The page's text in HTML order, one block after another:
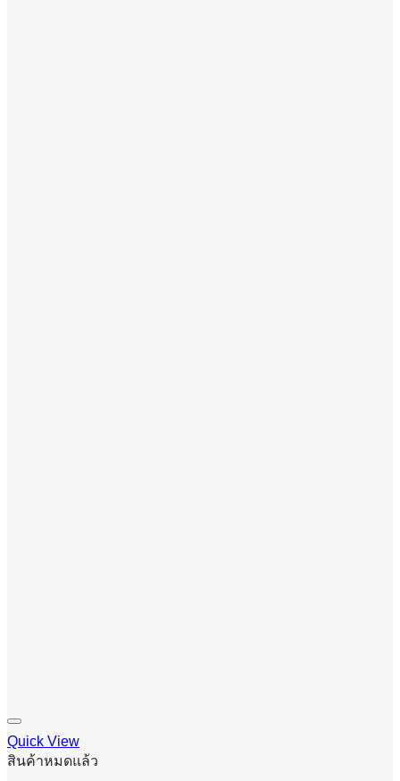
Quick View
สินค้าหมดแล้ว